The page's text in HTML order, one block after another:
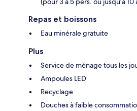
Repas et boissons
Eau minérale gratuite
Plus
Service de ménage tous les
Ampoules LED
Recyclage
Douches à faible